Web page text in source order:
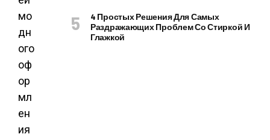
4 Простых Решения Для Самых
Раздражающих Проблем Со Стиркой И
Глажкой